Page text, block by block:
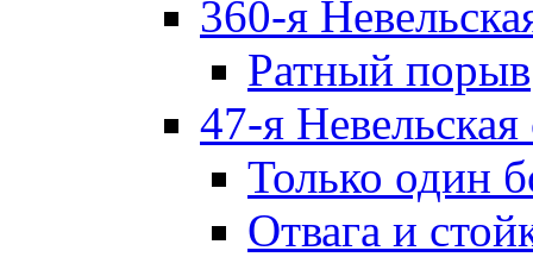
360-я
Ратный порыв
47-я Невельская
Только один
Отвага и